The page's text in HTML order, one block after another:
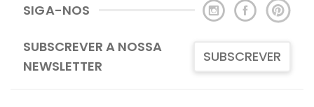
SIGA-NOS
SUBSCREVER A NOSSA
NEWSLETTER
SUBSCREVER